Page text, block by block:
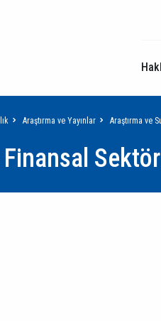
Araştırma ve Yayınlar Araştırma ve